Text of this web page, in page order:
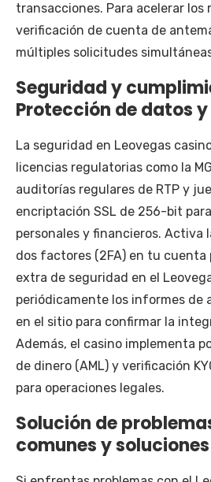
transacciones. Para acelerar los
verificación de cuenta de
múltiples solicitudes
Seguridad y
Protección de datos
La seguridad en Leovegas
licencias regulatorias como la
auditorías regulares de RTP y
encriptación SSL de 256-bit
personales y financieros. Activa
dos factores (2FA) en tu cuenta
extra de seguridad en el
periódicamente los informes de
en el sitio para confirmar la
Además, el casino implementa
de dinero (AML) y verificación
para operaciones legales.
Solución de
comunes y